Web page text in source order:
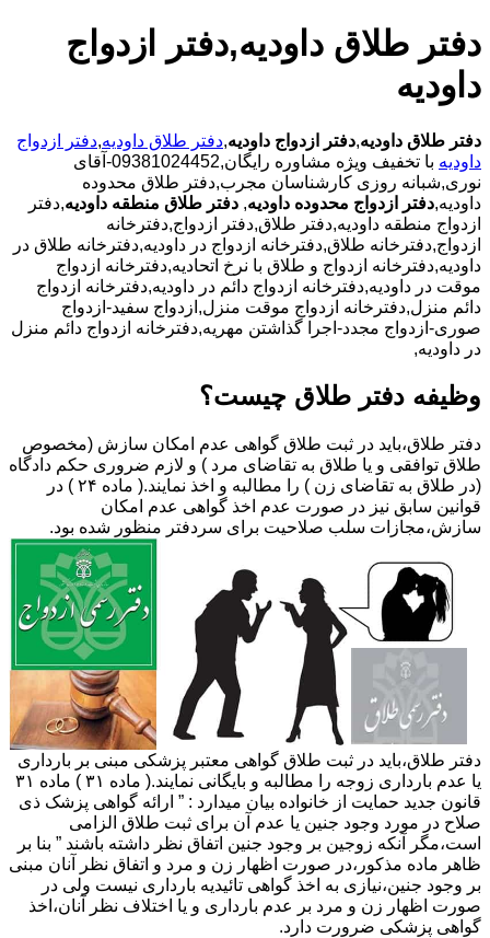
دفتر طلاق داودیه,دفتر ازدواج
داودیه
دفتر طلاق داودیه,دفتر ازدواج داودیه,دفتر طلاق داودیه,دفتر ازدواج
داودیه
با تخفیف ویژه مشاوره رایگان,09381024452-آقای
نوری,شبانه روزی کارشناسان مجرب,دفتر طلاق محدوده
داودیه,دفتر ازدواج محدوده داودیه, دفتر طلاق منطقه داودیه,دفتر
ازدواج منطقه داودیه,دفتر طلاق,دفتر ازدواج,دفترخانه
ازدواج,دفترخانه طلاق,دفترخانه ازدواج در داودیه,دفترخانه طلاق در
داودیه,دفترخانه ازدواج و طلاق با نرخ اتحادیه,دفترخانه ازدواج
موقت در داودیه,دفترخانه ازدواج دائم در داودیه,دفترخانه ازدواج
دائم منزل,دفترخانه ازدواج موقت منزل,ازدواج سفید-ازدواج
صوری-ازدواج مجدد-اجرا گذاشتن مهریه,دفترخانه ازدواج دائم منزل
در داودیه,
وظیفه دفتر طلاق چیست؟
دفتر طلاق،باید در ثبت طلاق گواهی عدم امکان سازش (مخصوص
طلاق توافقی و یا طلاق به تقاضای مرد ) و لازم ضروری حکم دادگاه
(در طلاق به تقاضای زن ) را مطالبه و اخذ نمایند.( ماده ۲۴ ) در
قوانین سابق نیز در صورت عدم اخذ گواهی عدم امکان
سازش،مجازات سلب صلاحیت برای سردفتر منظور شده بود.
دفتر طلاق،باید در ثبت طلاق گواهی معتبر پزشکی مبنی بر بارداری
یا عدم بارداری زوجه را مطالبه و بایگانی نمایند.( ماده ۳۱ ) ماده ۳۱
قانون جدید حمایت از خانواده بیان میدارد : ” ارائه گواهی پزشک ذی
صلاح در مورد وجود جنین یا عدم آن برای ثبت طلاق الزامی
است،مگر آنکه زوجین بر وجود جنین اتفاق نظر داشته باشند ” بنا بر
ظاهر ماده مذکور،در صورت اظهار زن و مرد و اتفاق نظر آنان مبنی
بر وجود جنین،نیازی به اخذ گواهی تائیدیه بارداری نیست ولی در
صورت اظهار زن و مرد بر عدم بارداری و یا اختلاف نظر آنان،اخذ
گواهی پزشکی ضرورت دارد.